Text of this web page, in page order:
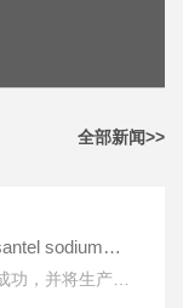
泰钠，是一种
检测，纯度
全部新闻>>
sodium
，并将生产技